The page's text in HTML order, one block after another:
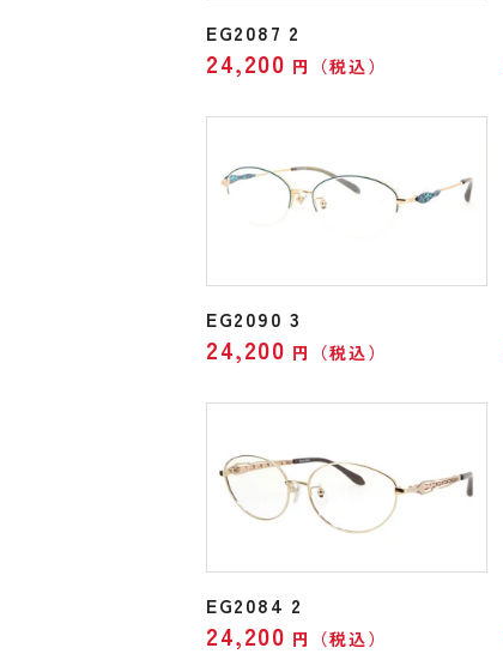
EG2087 2
24,200 円（税込）
EG2090 3
24,200 円（税込）
EG2084 2
24,200 円（税込）